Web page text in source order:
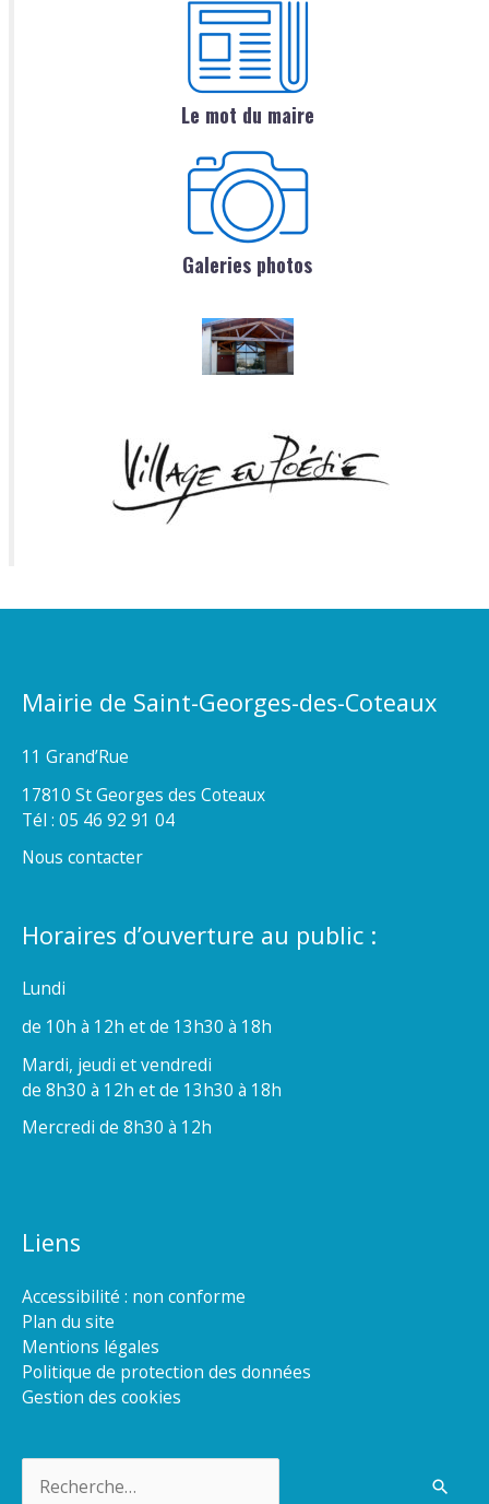
Le mot du maire
Galeries photos
Mairie de Saint-Georges-des-Coteaux
11 Grand’Rue
17810 St Georges des Coteaux
Tél : 05 46 92 91 04
Nous contacter
Horaires d’ouverture au public :
Lundi
de 10h à 12h et de 13h30 à 18h
Mardi, jeudi et vendredi
de 8h30 à 12h et de 13h30 à 18h
Mercredi de 8h30 à 12h
Liens
Accessibilité : non conforme
Plan du site
Mentions légales
Politique de protection des données
Gestion des cookies